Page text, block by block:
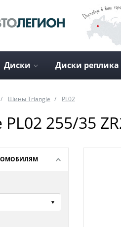
Диски Диски реплика
Шины Triangle PL02
255/35